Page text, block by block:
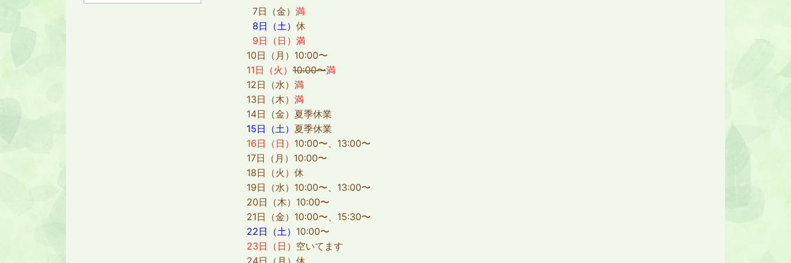
7日（金） 満
8日（土） 休
9日（日） 満
10日（月） 10:00〜
11日（火） 10:00〜満
12日（水） 満
13日（木） 満
14日（金）夏季休業
15日（土） 夏季休業
16日（日） 10:00〜、13:00〜
17日（月）10:00〜
18日（火）休
19日（水）10:00〜、13:00〜
20日（木）10:00〜
21日（金）10:00〜、15:30〜
22日（土） 10:00〜
23日（日） 空いてます
24日（月）休